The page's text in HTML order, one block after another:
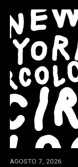
AGOSTO 7, 2026